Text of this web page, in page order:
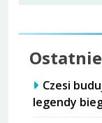
Czesi
legendy